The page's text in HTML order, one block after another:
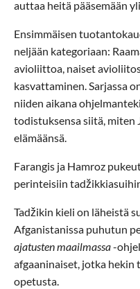
auttaa heitä pääsemään
Ensimmäisen
neljään kategoriaan:
avioliittoa, naiset
kasvattaminen. Sarjassa
niiden aikana
todistuksensa siitä, miten
elämäänsä.
Farangis ja Hamroz
perinteisiin
Tadžikin kieli on läheistä
Afganistanissa puhutun
ajatusten maailmassa-
afgaaninaiset, jotka
opetusta.